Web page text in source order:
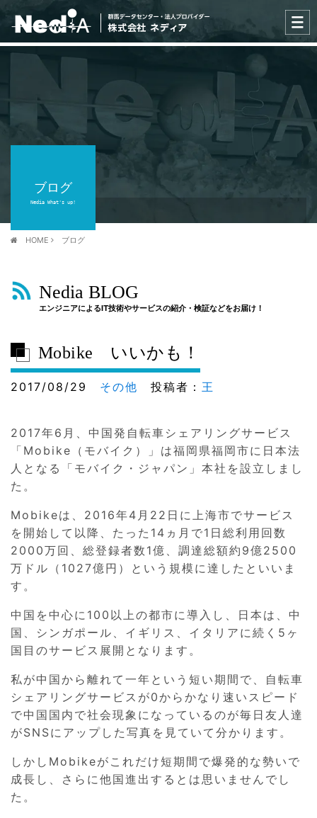
ブログ
Nedia What's up!
HOME ブログ
Nedia BLOG
エンジニアによるIT技術やサービスの紹介・検証などをお届け！
Mobike いいかも！
2017/08/29 その他 投稿者： 王
2017年6月、中国発自転車シェアリングサービス
「Mobike（モバイク）」は福岡県福岡市に日本法
人となる「モバイク・ジャパン」本社を設立しまし
た。
Mobikeは、2016年4月22日に上海市でサービス
を開始して以降、たった14ヵ月で1日総利用回数
2000万回、総登録者数1億、調達総額約9億2500
万ドル（1027億円）という規模に達したといいま
す。
中国を中心に100以上の都市に導入し、日本は、中
国、シンガポール、イギリス、イタリアに続く5ヶ
国目のサービス展開となります。
私が中国から離れて一年という短い期間で、自転車
シェアリングサービスが0からかなり速いスピード
で中国国内で社会現象になっているのが毎日友人達
がSNSにアップした写真を見ていて分かります。
しかしMobikeがこれだけ短期間で爆発的な勢いで
成長し、さらに他国進出するとは思いませんでし
た。